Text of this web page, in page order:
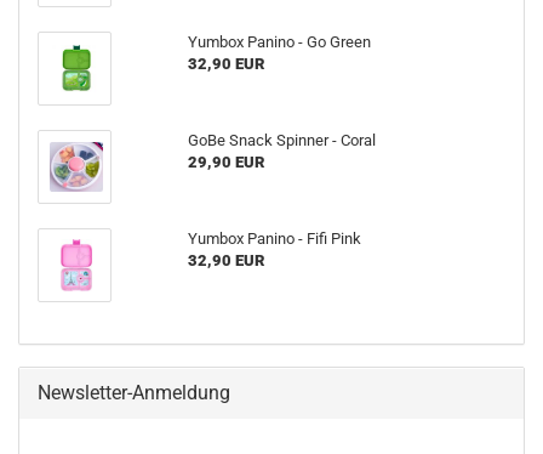
Yumbox Panino - Go Green
32,90 EUR
GoBe Snack Spinner - Coral
29,90 EUR
Yumbox Panino - Fifi Pink
32,90 EUR
Newsletter-Anmeldung